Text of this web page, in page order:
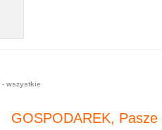
- wszystkie
GOSPODAREK, Pasze